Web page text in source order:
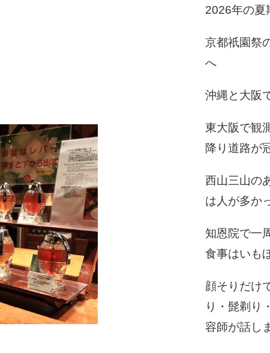
2026年の夏
京都祇園祭
へ
沖縄と大阪
東大阪で観
降り道路が
西山三山の
は人が多か
知恩院で一
食事はいも
顔そりだけ
り・髭剃り
容師が話し